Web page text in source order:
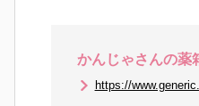
かんじゃさんの薬
https://